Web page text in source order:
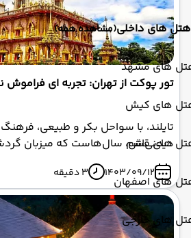
هتل های داخلی(مشاهده همه)
های مشهد
های کیش
های قشم
های اصفهان
های خارجی
تور پوکت از تهران: تجربه ای فراموش
تایلند، با سواحل بکر و طبیعی،
دیدنی‌اش، سال‌هاست که میزبان
سراسر جهان است. یکی از
زیبا، جزیره‌ پوکت است. اگر به دنبال
و ماجراجویی هستید، تور پوکت
خواهد بود.
1403/09/12 3 دقیقه